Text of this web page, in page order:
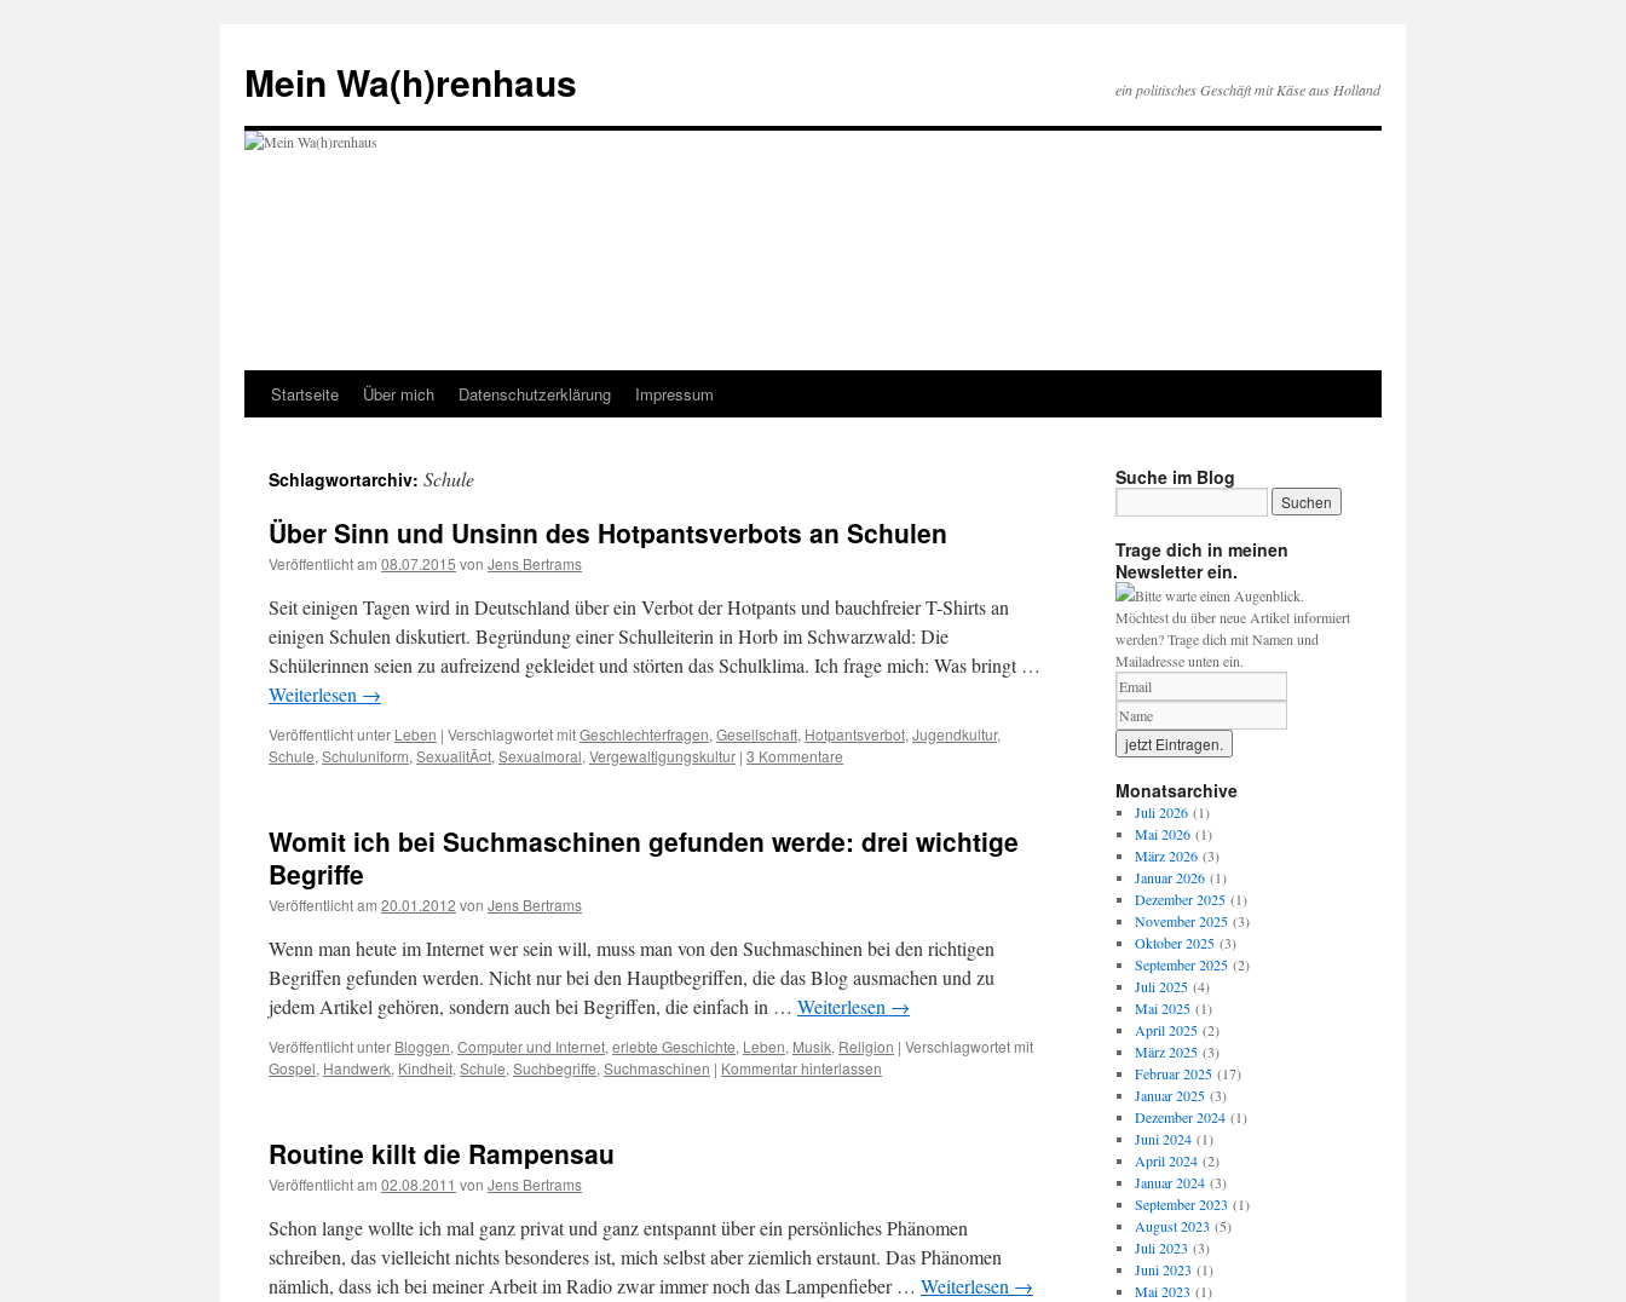
springen
Mein Wa(h)renhaus ein politisches Geschäft mit Käse aus Holland
Startseite Über mich Datenschutzerklärung Impressum
Schlagwortarchiv: Schule
Über Sinn und Unsinn des Hotpantsverbots an Schulen
Veröffentlicht am 08.07.2015 von Jens Bertrams
Seit einigen Tagen wird in Deutschland über ein Verbot der Hotpants und bauchfreier T-Shirts an
einigen Schulen diskutiert. Begründung einer Schulleiterin in Horb im Schwarzwald: Die
Schülerinnen seien zu aufreizend gekleidet und störten das Schulklima. Ich frage mich: Was bringt …
Weiterlesen →
Veröffentlicht unter Leben | Verschlagwortet mitGeschlechterfragen, Gesellschaft, Hotpantsverbot, Jugendkultur,
Schule, Schuluniform, SexualitÃ¤t, Sexualmoral, Vergewaltigungskultur | 3 Kommentare
Womit ich bei Suchmaschinen gefunden werde: drei wichtige
Begriffe
Veröffentlicht am 20.01.2012 von Jens Bertrams
Wenn man heute im Internet wer sein will, muss man von den Suchmaschinen bei den richtigen
Begriffen gefunden werden. Nicht nur bei den Hauptbegriffen, die das Blog ausmachen und zu
jedem Artikel gehören, sondern auch bei Begriffen, die einfach in … Weiterlesen →
Veröffentlicht unter Bloggen, Computer und Internet, erlebte Geschichte, Leben, Musik, Religion | Verschlagwortet mit
Gospel, Handwerk, Kindheit, Schule, Suchbegriffe, Suchmaschinen | Kommentar hinterlassen
Routine killt die Rampensau
Veröffentlicht am 02.08.2011 von Jens Bertrams
Schon lange wollte ich mal ganz privat und ganz entspannt über ein persönliches Phänomen
schreiben, das vielleicht nichts besonderes ist, mich selbst aber ziemlich erstaunt. Das Phänomen
nämlich, dass ich bei meiner Arbeit im Radio zwar immer noch das Lampenfieber … Weiterlesen →
Suche im Blog
Trage dich in meinen
Newsletter ein.
Bitte warte einen Augenblick.
Möchtest du über neue Artikel informiert
werden? Trage dich mit Namen und
Mailadresse unten ein.
Monatsarchive
Juli 2026(1)
Mai 2026(1)
März 2026(3)
Januar 2026(1)
Dezember 2025(1)
November 2025(3)
Oktober 2025(3)
September 2025(2)
Juli 2025(4)
Mai 2025(1)
April 2025(2)
März 2025(3)
Februar 2025(17)
Januar 2025(3)
Dezember 2024(1)
Juni 2024(1)
April 2024(2)
Januar 2024(3)
September 2023 (1)
August 2023 (5)
Juli 2023 (3)
Juni 2023 (1)
Mai 2023 (1)